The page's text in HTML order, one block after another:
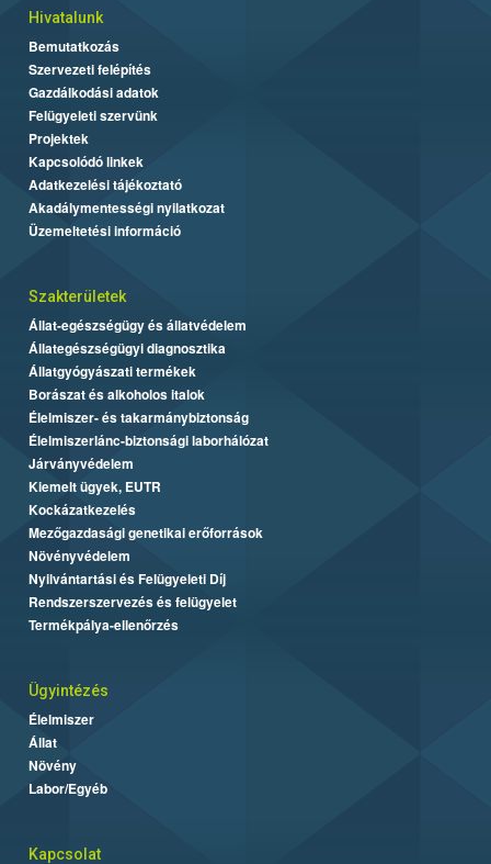
Hivatalunk
Bemutatkozás
Szervezeti felépítés
Gazdálkodási adatok
Felügyeleti szervünk
Projektek
Kapcsolódó linkek
Adatkezelési tájékoztató
Akadálymentességi nyilatkozat
Üzemeltetési információ
Szakterületek
Állat-egészségügy és állatvédelem
Állategészségügyi diagnosztika
Állatgyógyászati termékek
Borászat és alkoholos italok
Élelmiszer- és takarmánybiztonság
Élelmiszerlánc-biztonsági laborhálózat
Járványvédelem
Kiemelt ügyek, EUTR
Kockázatkezelés
Mezőgazdasági genetikai erőforrások
Növényvédelem
Nyilvántartási és Felügyeleti Díj
Rendszerszervezés és felügyelet
Termékpálya-ellenőrzés
Ügyintézés
Élelmiszer
Állat
Növény
Labor/Egyéb
Kapcsolat